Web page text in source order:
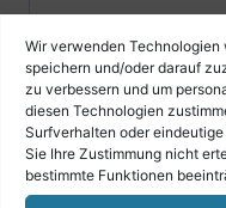
Wir verwenden
speichern und/oder darauf
zu verbessern und um
diesen Technologien
Surfverhalten oder
Sie Ihre Zustimmung nicht
bestimmte Funktionen
Ähnliche